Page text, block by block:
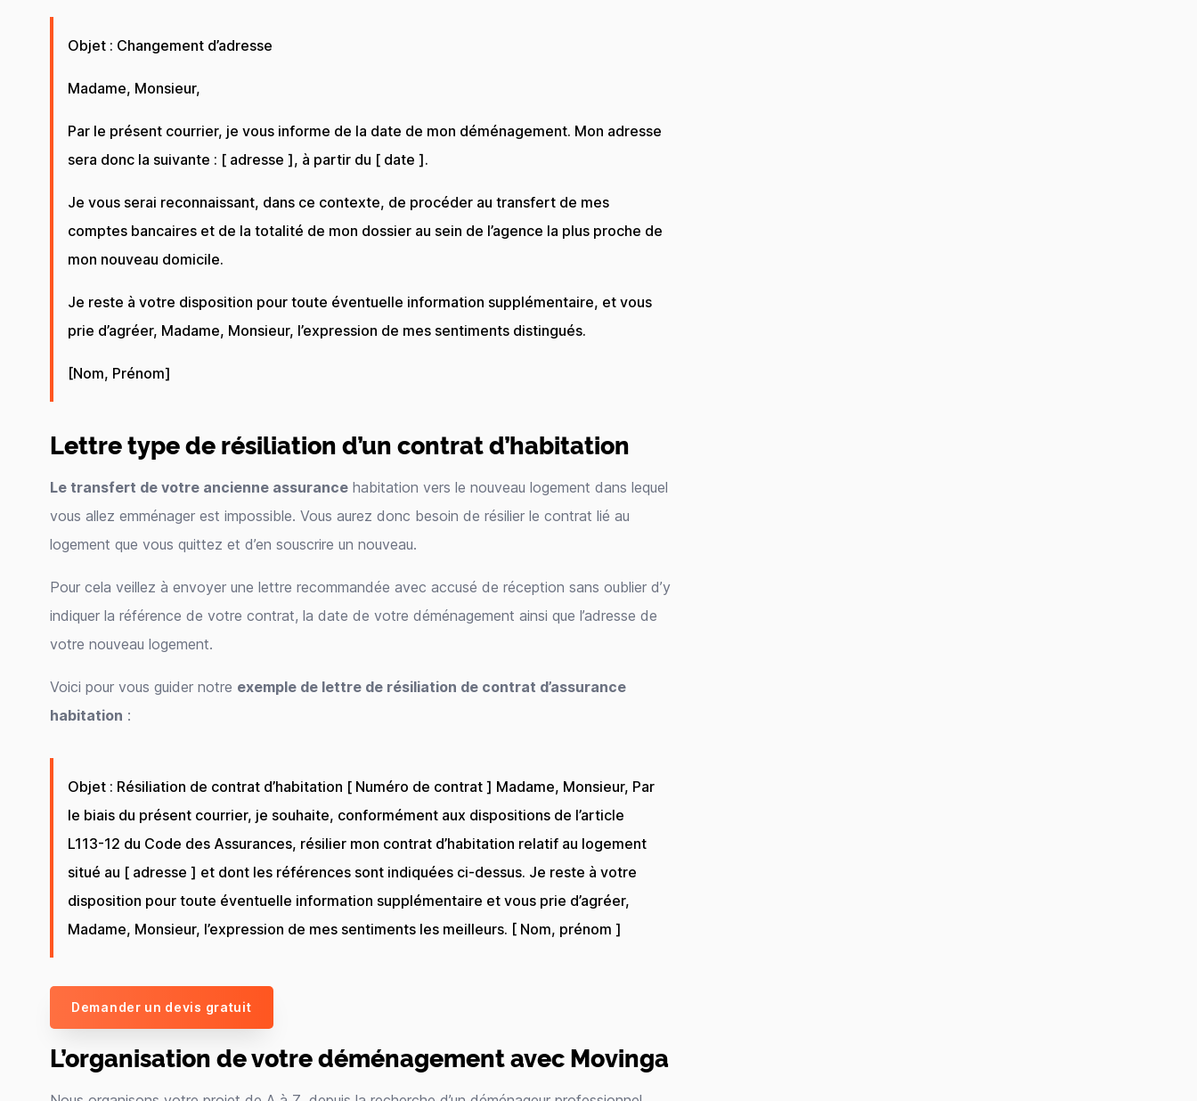
Objet : Changement d’adresse
Madame, Monsieur,
Par le présent courrier, je vous informe de la date de mon déménagement. Mon adresse
sera donc la suivante : [ adresse ], à partir du [ date ].
Je vous serai reconnaissant, dans ce contexte, de procéder au transfert de mes
comptes bancaires et de la totalité de mon dossier au sein de l’agence la plus proche de
mon nouveau domicile.
Je reste à votre disposition pour toute éventuelle information supplémentaire, et vous
prie d’agréer, Madame, Monsieur, l’expression de mes sentiments distingués.
[Nom, Prénom]
Lettre type de résiliation d’un contrat d’habitation
Le transfert de votre ancienne assurance habitation vers le nouveau logement dans lequel
vous allez emménager est impossible. Vous aurez donc besoin de résilier le contrat lié au
logement que vous quittez et d’en souscrire un nouveau.
Pour cela veillez à envoyer une lettre recommandée avec accusé de réception sans oublier d’y
indiquer la référence de votre contrat, la date de votre déménagement ainsi que l’adresse de
votre nouveau logement.
Voici pour vous guider notre exemple de lettre de résiliation de contrat d’assurance
habitation :
Objet : Résiliation de contrat d’habitation [ Numéro de contrat ] Madame, Monsieur, Par
le biais du présent courrier, je souhaite, conformément aux dispositions de l’article
L113-12 du Code des Assurances, résilier mon contrat d’habitation relatif au logement
situé au [ adresse ] et dont les références sont indiquées ci-dessus. Je reste à votre
disposition pour toute éventuelle information supplémentaire et vous prie d’agréer,
Madame, Monsieur, l’expression de mes sentiments les meilleurs. [ Nom, prénom ]
Demander un devis gratuit
L’organisation de votre déménagement avec Movinga